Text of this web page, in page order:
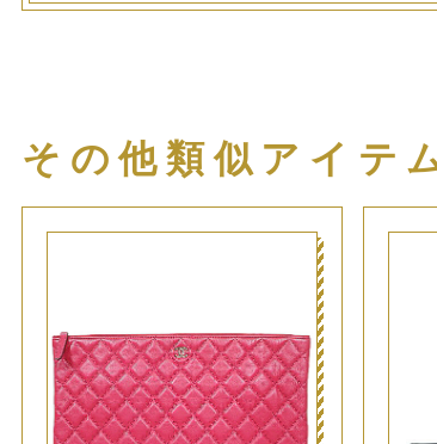
その他類似アイテ